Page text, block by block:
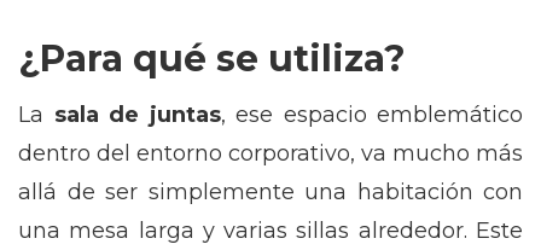
¿Para qué se utiliza?
La sala de juntas, ese espacio emblemático
dentro del entorno corporativo, va mucho más
allá de ser simplemente una habitación con
una mesa larga y varias sillas alrededor. Este